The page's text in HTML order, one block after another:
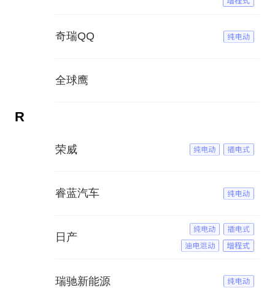
奇瑞QQ
全球鹰
R
荣威
睿蓝汽车
日产
瑞驰新能源